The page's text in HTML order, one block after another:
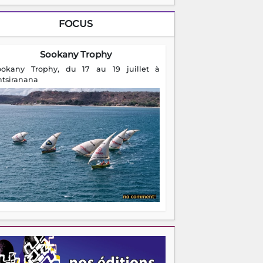
FOCUS
Sookany Trophy
Trophy, du 17 au 19 juillet à